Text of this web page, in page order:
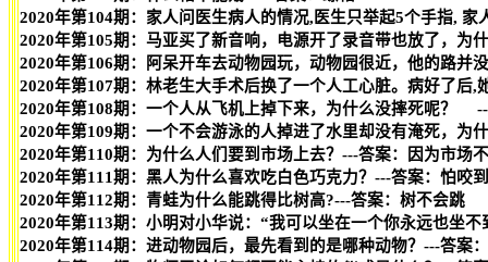
2020年第104期：家人问医生病人的情况,医生只举起5个手指,
2020年第105期：马亚买了新音响，电源开了录音带也放了，为
2020年第106期：阿呆开车去动物园玩，动物园很近，他的路并
2020年第107期：林老生大手术后换了一个人工心脏。病好了后
2020年第108期：一个人从飞机上掉下来，为什么没摔死呢？
2020年第109期：一个不会游泳的人掉进了水里却没有淹死，为
2020年第110期：为什么人们要到市场上去？---答案：因为市场
2020年第111期：黑人为什么喜欢吃白色巧克力？---答案：怕咬
2020年第112期：青蛙为什么能跳得比树高?---答案：树不会跳
2020年第113期：小明对小华说：“我可以坐在一个你永远也坐
2020年第114期：进动物园后，最先看到的是哪种动物？---答案